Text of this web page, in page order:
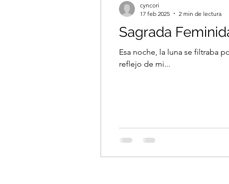
Sagrada
Esa noche, la luna se filtraba
reflejo de mi...
cyncori
17 feb 2025
2 min de lectura